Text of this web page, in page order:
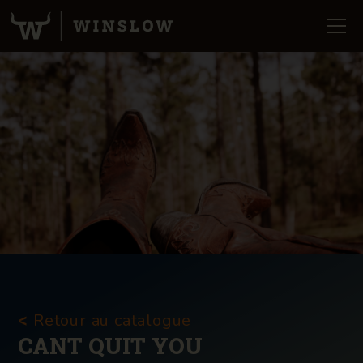
< Retour au catalogue
CANT QUIT YOU